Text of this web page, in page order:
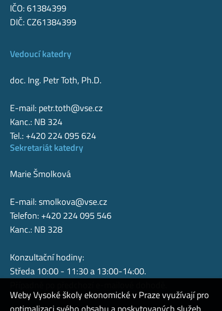
IČO: 61384399
DIČ: CZ61384399
Vedoucí katedry
doc. Ing. Petr Toth, Ph.D.
E-mail: petr.toth@vse.cz
Kanc.: NB 324
Tel.: +420 224 095 624
Sekretariát katedry
Marie Šmolková
E-mail:smolkova@vse.cz
Telefon: +420 224 095 546
Kanc.: NB 328
Konzultační hodiny:
Středa 10:00 - 11:30 a 13:00-14:00.
Weby Vysoké školy ekonomické v Praze využívají pro